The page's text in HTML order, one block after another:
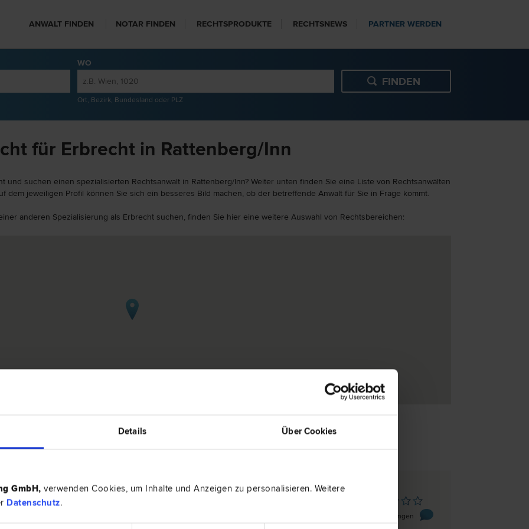
Details Über Cookies
GmbH, verwenden Cookies, um Inhalte und Anzeigen zu personalisieren. Weitere
Datenschutz.
ANWALT FINDEN NOTAR FINDEN RECHTSPRODUKTE RECHTSNEWS PARTNER WERDEN
WO
Ort, Bezirk, Bundesland oder PLZ
für Erbrecht in Rattenberg/Inn
und suchen einen spezialisierten Rechtsanwalt in Rattenberg/Inn? Weiter unten finden Sie eine Liste von Rechtsanwälten
dem jeweiligen Profil können Sie sich ein besseres Bild machen, ob der betreffende Anwalt für Sie in Frage kommt.
anderen Spezialisierung als Erbrecht suchen, finden Sie hier eine weitere Auswahl von Rechtsbereichen:
Inn
0 Bewertungen